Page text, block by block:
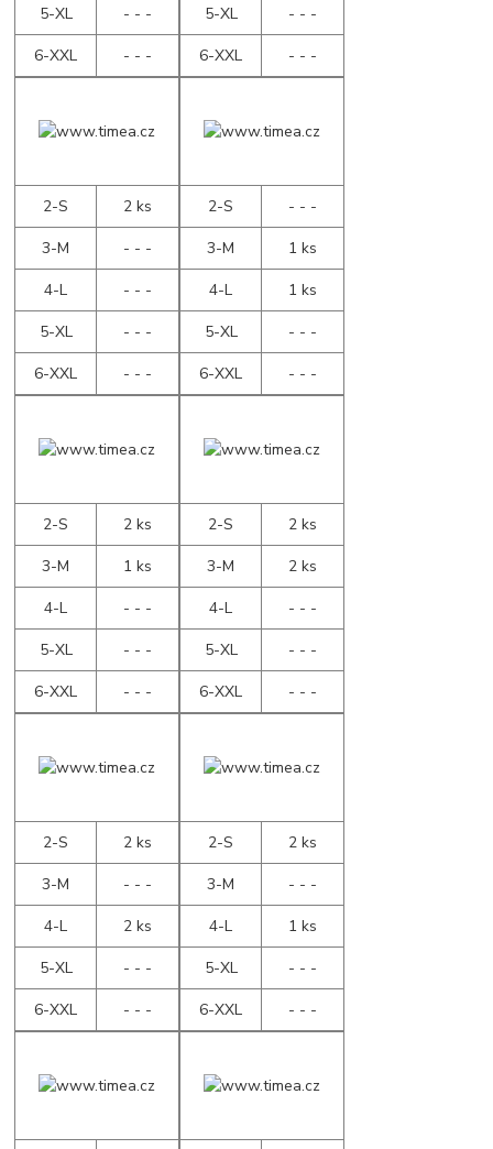
5-XL
- - -
6-XXL
- - -
5-XL
- - -
6-XXL
- - -
2-S
2 ks
3-M
- - -
4-L
- - -
5-XL
- - -
6-XXL
- - -
2-S
- - -
3-M
1 ks
4-L
1 ks
5-XL
- - -
6-XXL
- - -
2-S
2 ks
3-M
1 ks
4-L
- - -
5-XL
- - -
6-XXL
- - -
2-S
2 ks
3-M
2 ks
4-L
- - -
5-XL
- - -
6-XXL
- - -
2-S
2 ks
3-M
- - -
4-L
2 ks
5-XL
- - -
6-XXL
- - -
2-S
2 ks
3-M
- - -
4-L
1 ks
5-XL
- - -
6-XXL
- - -